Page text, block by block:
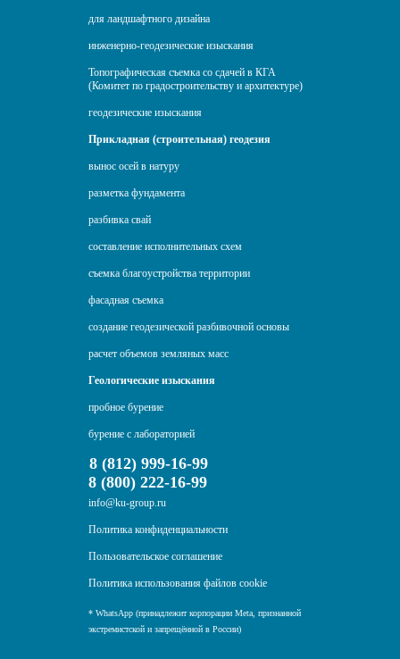
для ландшафтного дизайна
инженерно-геодезические изыскания
Топографическая съемка со сдачей в КГА
(Комитет по градостроительству и архитектуре)
геодезические изыскания
Прикладная (строительная) геодезия
вынос осей в натуру
разметка фундамента
разбивка свай
составление исполнительных схем
съемка благоустройства территории
фасадная съемка
создание геодезической разбивочной основы
расчет объемов земляных масс
Геологические изыскания
пробное бурение
бурение с лабораторией
8 (812) 999-16-99
8 (800) 222-16-99
info@ku-group.ru
Политика конфиденциальности
Пользовательское соглашение
Политика использования файлов cookie
* WhatsApp (принадлежит корпорации Meta, признанной
экстремистской и запрещённой в России)